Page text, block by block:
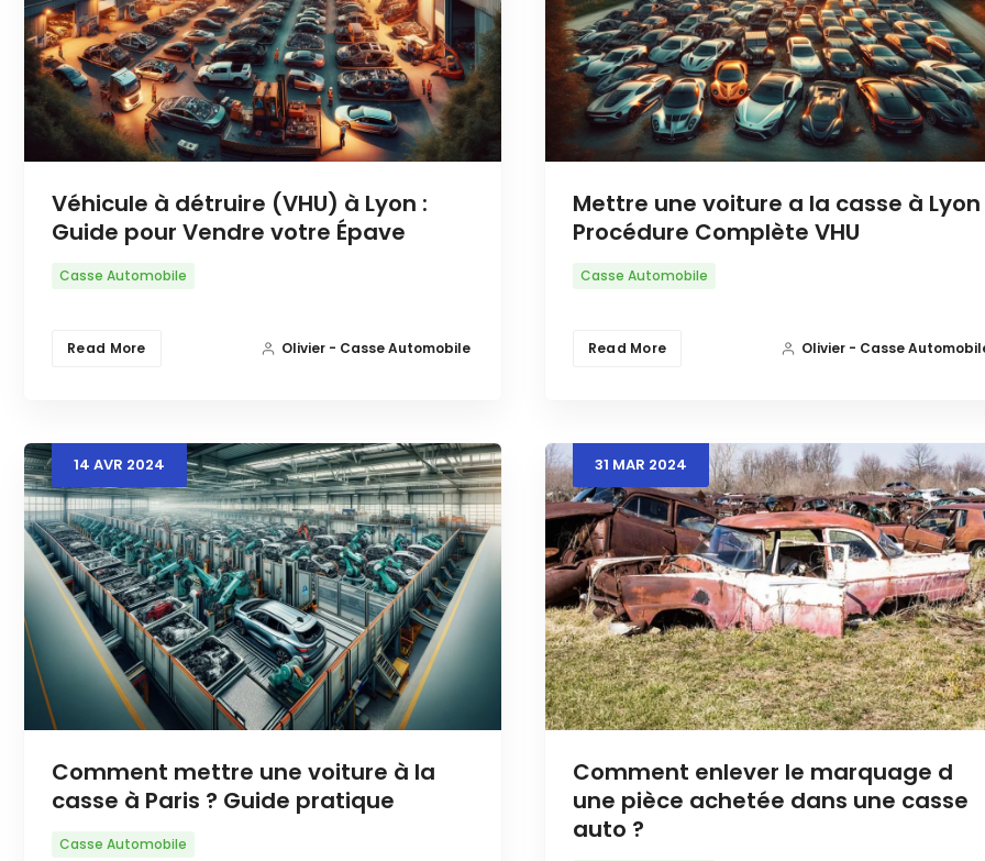
Véhicule à détruire (VHU) à Lyon :
Guide pour Vendre votre Épave
Casse Automobile
Read More Olivier - Casse Automobile
Mettre une voiture a la casse à Lyon
Procédure Complète VHU
Casse Automobile
Read More Olivier - Casse
14 AVR 2024
Comment mettre une voiture à la
casse à Paris ? Guide pratique
Casse Automobile
31 MAR 2024
Comment enlever le marquage d
une pièce achetée dans une casse
auto ?